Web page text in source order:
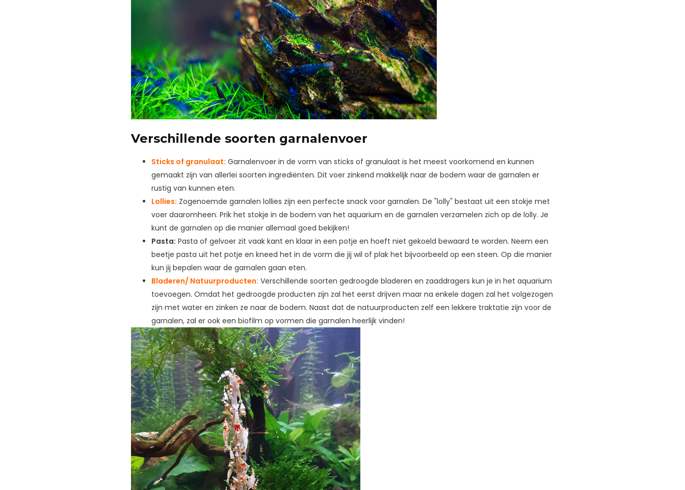
Verschillende soorten garnalenvoer
Sticks of granulaat: Garnalenvoer in de vorm van sticks of granulaat is het meest voorkomend en kunnen
gemaakt zijn van allerlei soorten ingrediënten. Dit voer zinkend makkelijk naar de bodem waar de garnalen er
rustig van kunnen eten.
Lollies: Zogenoemde garnalen lollies zijn een perfecte snack voor garnalen. De "lolly" bestaat uit een stokje met
voer daaromheen. Prik het stokje in de bodem van het aquarium en de garnalen verzamelen zich op de lolly. Je
kunt de garnalen op die manier allemaal goed bekijken!
Pasta: Pasta of gelvoer zit vaak kant en klaar in een potje en hoeft niet gekoeld bewaard te worden. Neem een
beetje pasta uit het potje en kneed het in de vorm die jij wil of plak het bijvoorbeeld op een steen. Op die manier
kun jij bepalen waar de garnalen gaan eten.
Bladeren/ Natuurproducten: Verschillende soorten gedroogde bladeren en zaaddragers kun je in het aquarium
toevoegen. Omdat het gedroogde producten zijn zal het eerst drijven maar na enkele dagen zal het volgezogen
zijn met water en zinken ze naar de bodem. Naast dat de natuurproducten zelf een lekkere traktatie zijn voor de
garnalen, zal er ook een biofilm op vormen die garnalen heerlijk vinden!